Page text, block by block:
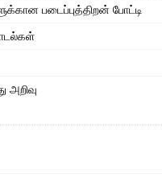
படைப்புத்திறன் போட்டி
அறிவு